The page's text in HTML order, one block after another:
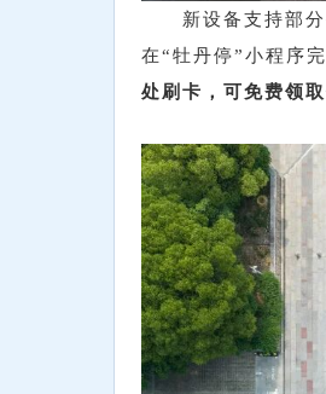
新设备支持部
在“牡丹停”小程序
处刷卡，可免费领